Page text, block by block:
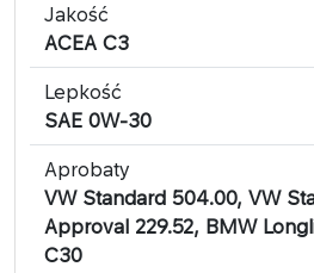
Jakość
ACEA C3
Lepkość
SAE 0W-30
Aprobaty
VW Standard 504.00, VW
Approval 229.52, BMW
C30